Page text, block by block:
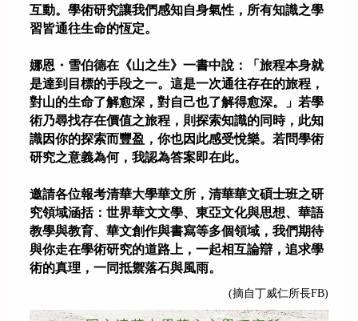
互動。學術研究讓我們感知自身氣性，所有知識之學
習皆通往生命的恆定。
娜恩・雪伯德在《山之生》一書中說：「旅程本身就
是達到目標的手段之一。這是一次通往存在的旅程，
對山的生命了解愈深，對自己也了解得愈深。」若學
術乃尋找存在價值之旅程，則探索知識的同時，此知
識因你的探索而豐盈，你也因此感受悅樂。若問學術
研究之意義為何，我認為答案即在此。
邀請各位報考清華大學華文所，清華華文碩士班之研
究領域涵括：世界華文文學、東亞文化與思想、華語
教學與教育、華文創作與書寫等多個領域，我們期待
與你走在學術研究的道路上，一起相互論辯，追求學
術的真理，一同抵禦落石與風雨。
(摘自丁威仁所長FB)